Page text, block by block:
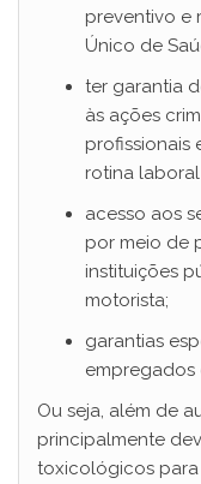
preventivo e
Único de
ter garantia
às ações
profissionais
rotina
acesso aos
por meio de
instituições
motorista;
garantias
empregados
Ou seja, além de
principalmente
toxicológicos para